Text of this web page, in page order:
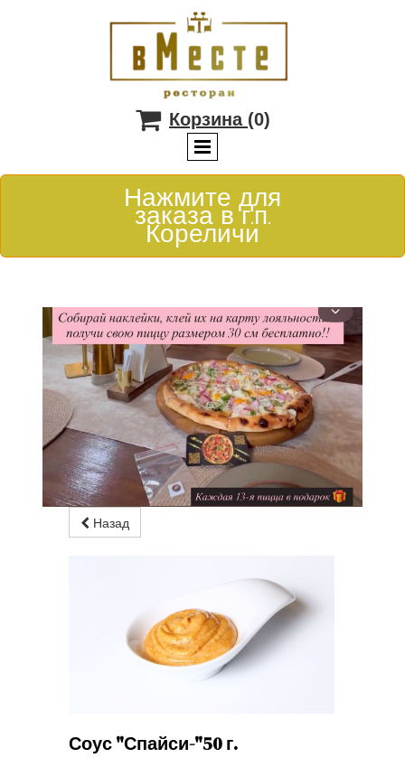
 Корзина (0)
Нажмите для
заказа в г.п.
Кореличи
Назад
Соус "Спайси-"50 г.